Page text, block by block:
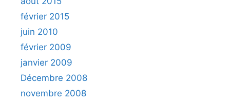
février 2015
juin 2010
février 2009
janvier 2009
Décembre 2008
novembre 2008